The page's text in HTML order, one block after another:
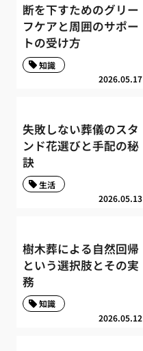
断を下すためのグリー
フケアと周囲のサポー
トの受け方
2026.05.17
知識
失敗しない葬儀のスタ
ンド花選びと手配の秘
訣
2026.05.13
生活
樹木葬による自然回帰
という選択肢とその実
務
2026.05.12
知識